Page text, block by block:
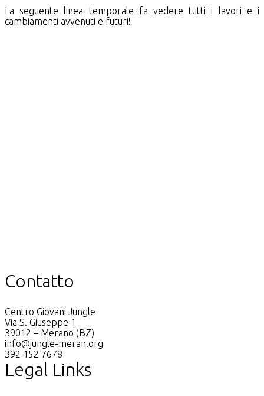
La seguente linea temporale fa vedere tutti i lavori e i
cambiamenti avvenuti e futuri!
Contatto
Centro Giovani Jungle
Via S. Giuseppe 1
39012 – Merano (BZ)
info@jungle-meran.org
392 152 7678
Legal Links